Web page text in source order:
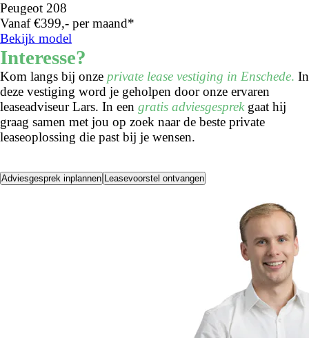
Peugeot 208
Vanaf €399,- per maand*
Bekijk model
Interesse?
Kom langs bij onze private lease vestiging in Enschede. In
deze vestiging word je geholpen door onze ervaren
leaseadviseur Lars. In een gratis adviesgesprekgaat hij
graag samen met jou op zoek naar de beste private
leaseoplossing die past bij je wensen.
Adviesgesprek inplannen Leasevoorstel ontvangen